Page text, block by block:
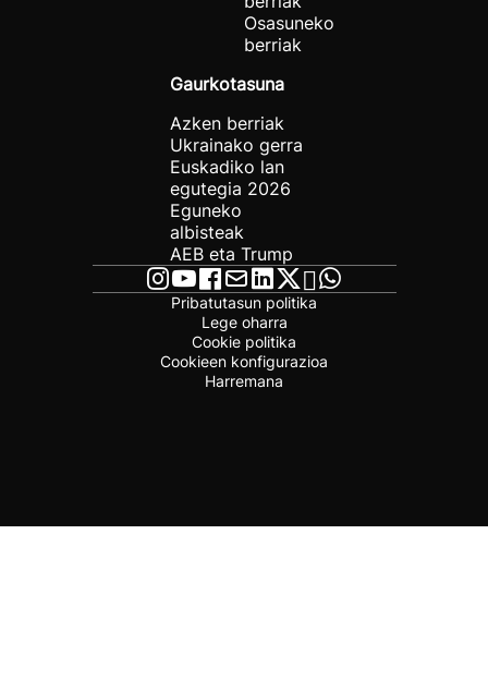
Osasuneko
berriak
Gaurkotasuna
Azken berriak
Ukrainako gerra
Euskadiko lan
egutegia 2026
Eguneko
albisteak
AEB eta Trump
Pribatutasun politika
Lege oharra
Cookie politika
Cookieen konfigurazioa
Harremana